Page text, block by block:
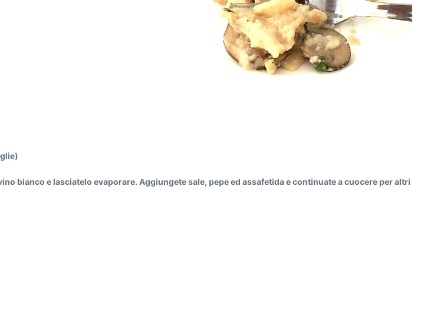
bianco e lasciatelo evaporare. Aggiungete sale, pepe ed assafetida e continuate a cuocere per altri